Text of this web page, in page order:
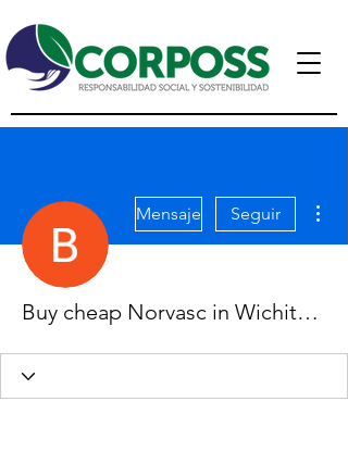
Mensaje Seguir
Buy cheap Norvasc in Wichita, Kansas Online